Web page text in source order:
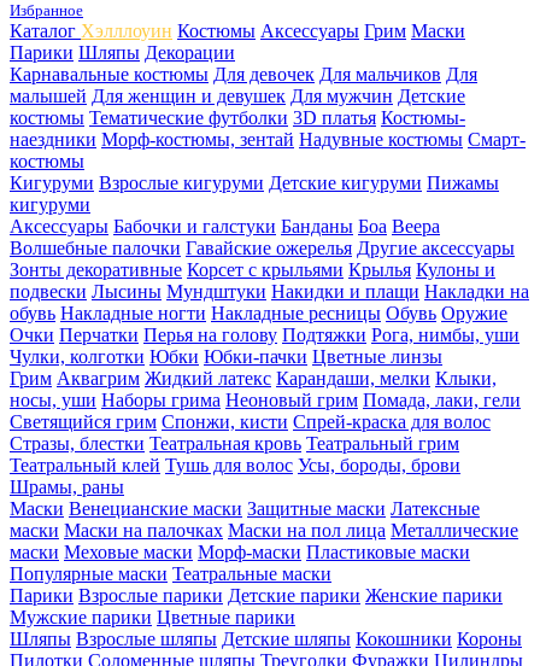
Избранное
Каталог Хэлллоуин Костюмы Аксессуары Грим Маски
Парики Шляпы Декорации
Карнавальные костюмы Для девочек Для мальчиков Для
малышей Для женщин и девушек Для мужчин Детские
костюмы Тематические футболки 3D платья Костюмы-
наездники Морф-костюмы, зентай Надувные костюмы Смарт-
костюмы
Кигуруми Взрослые кигуруми Детские кигуруми Пижамы
кигуруми
Аксессуары Бабочки и галстуки Банданы Боа Веера
Волшебные палочки Гавайские ожерелья Другие аксессуары
Зонты декоративные Корсет с крыльями Крылья Кулоны и
подвески Лысины Мундштуки Накидки и плащи Накладки на
обувь Накладные ногти Накладные ресницы Обувь Оружие
Очки Перчатки Перья на голову Подтяжки Рога, нимбы, уши
Чулки, колготки Юбки Юбки-пачки Цветные линзы
Грим Аквагрим Жидкий латекс Карандаши, мелки Клыки,
носы, уши Наборы грима Неоновый грим Помада, лаки, гели
Светящийся грим Спонжи, кисти Спрей-краска для волос
Стразы, блестки Театральная кровь Театральный грим
Театральный клей Тушь для волос Усы, бороды, брови
Шрамы, раны
Маски Венецианские маски Защитные маски Латексные
маски Маски на палочках Маски на пол лица Металлические
маски Меховые маски Морф-маски Пластиковые маски
Популярные маски Театральные маски
Парики Взрослые парики Детские парики Женские парики
Мужские парики Цветные парики
Шляпы Взрослые шляпы Детские шляпы Кокошники Короны
Пилотки Соломенные шляпы Треуголки Фуражки Цилиндры